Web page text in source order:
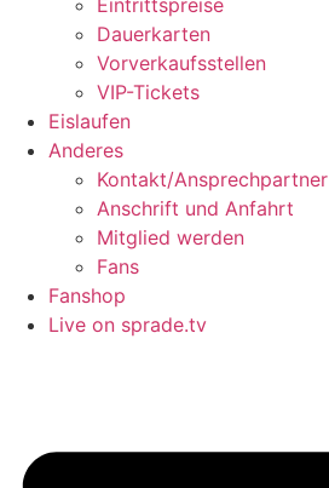
Eintrittspreise
Dauerkarten
Vorverkaufsstellen
VIP-Tickets
Eislaufen
Anderes
Kontakt/Ansprechpartner
Anschrift und Anfahrt
Mitglied werden
Fans
Fanshop
Live on sprade.tv